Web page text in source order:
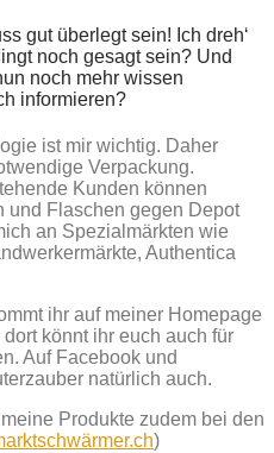
gut überlegt sein! Ich dreh‘
noch gesagt sein? Und
noch mehr wissen
informieren?
ist mir wichtig. Daher
Verpackung.
Kunden können
und Flaschen gegen Depot
an Spezialmärkten wie
Authentica
ihr auf meiner Homepage
dort könnt ihr euch auch für
Auf Facebook und
natürlich auch.
Produkte zudem bei den
)